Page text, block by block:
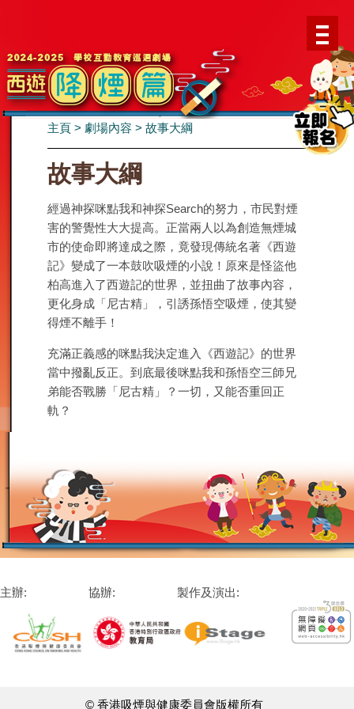
主頁 > 劇場內容 > 故事大綱
故事大綱
經過神探咪點我和神探Search的努力，市民對煙
害的警覺性大大提高。正當兩人以為創造無煙城
市的使命即將達成之際，竟發現傳統名著《西遊
記》變成了一本鼓吹吸煙的小說！原來是怪盜他
柏高進入了西遊記的世界，並扭曲了故事內容，
更化身成「尼古精」，引誘孫悟空吸煙，使其變
得煙不離手！
充滿正義感的咪點我決定進入《西遊記》的世界
當中撥亂反正。到底最後咪點我和孫悟空三師兄
弟能否戰勝「尼古精」？一切，又能否重回正
軌？
主辦: 協辦: 製作及演出:
© 香港吸煙與健康委員會版權所有